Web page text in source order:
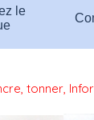
Sauter le
le
tonner,